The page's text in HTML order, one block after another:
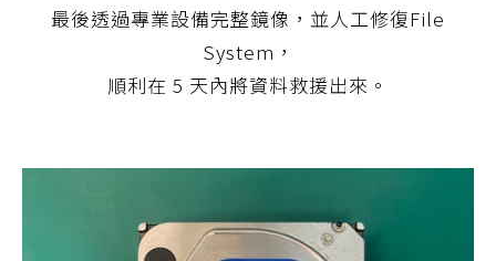
最後透過專業設備完整鏡像，並人工修復File
System，
順利在 5 天內將資料救援出來。